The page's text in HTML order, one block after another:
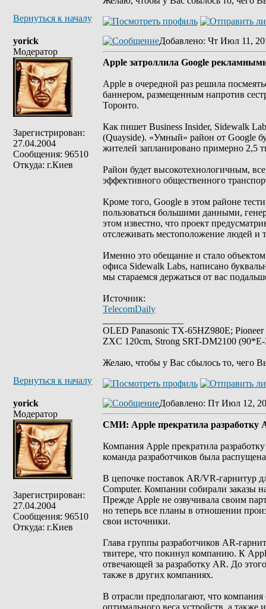
Вернуться к началу
yorick
Модератор
Зарегистрирован:
27.04.2004
Сообщения: 96510
Откуда: г.Киев
Добавлено: Чт Июл 11,
Apple затроллила Google
Apple в очередной раз решила
баннером, размещенным напротив
Торонто.
Как пишет Business Insider, Sidewalk
(Quayside). «Умный» район от Google
жителей запланировано примерно 2,5
Район будет высокотехнологичным,
эффективного общественного
Кроме того, Google в этом районе
пользоваться большими данными,
этом известно, что проект
отслеживать местоположение людей и
Именно это обещание и стало
офиса Sidewalk Labs, написано
мы стараемся держаться от вас
Источник:
TelecomDaily
OLED Panasonic TX-65HZ980E;
ZXC 120cm, Strong SRT-DM2100
Желаю, чтобы у Вас сбылось то, чего
Вернуться к началу
yorick
Модератор
Зарегистрирован:
27.04.2004
Сообщения: 96510
Откуда: г.Киев
Добавлено: Пт Июл 12,
СМИ: Apple прекратила разработку
Компания Apple прекратила
команда разработчиков была
В цепочке поставок AR/VR-гарнитур
Computer. Компании собирали заказы
Прежде Apple не озвучивала своим
но теперь все планы в отношении
свои источники.
Глава группы разработчиков AR-
твитере, что покинул компанию. К
отвечающей за разработку AR. До
также в других компаниях.
В отрасли предполагают, что компания
оптимального веса устройств, а также